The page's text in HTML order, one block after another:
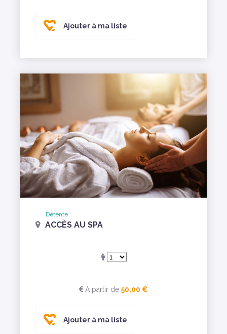
Ajouter à ma liste
Détente
ACCÈS AU SPA
A partir de 50,00 €
Ajouter à ma liste